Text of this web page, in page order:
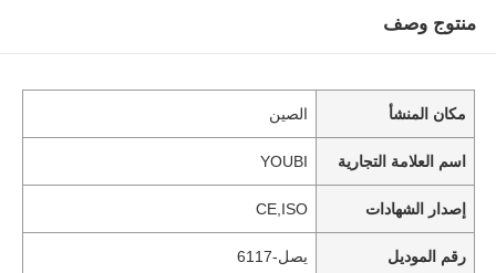
منتوج وصف
مكان المنشأ الصين
اسم العلامة التجارية YOUBI
إصدار الشهادات CE,ISO
رقم الموديل يصل-6117